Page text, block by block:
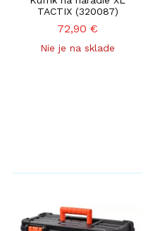
TACTIX (320087)
72,90 €
Nie je na sklade